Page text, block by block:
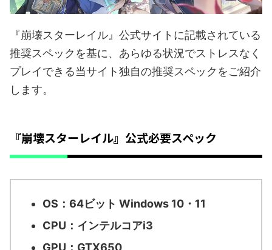
『崩壊スターレイル』公式サイトに記載されている
推奨スペックを基に、あらゆる状況でストレスなく
プレイできる当サイト独自の推奨スペックをご紹介
します。
『崩壊スターレイル』公式必要スペック
OS：64ビット Windows 10・11
CPU：インテルコアi3
GPU：GTX650